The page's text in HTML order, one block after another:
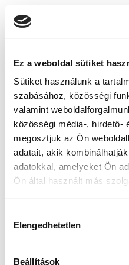
Ez a weboldal sütiket
Sütiket használunk a
szabásához, közösségi
valamint
közösségi média-, hirdető-
megosztjuk az Ön
adatait, akik
adatokkal, amelyeket Ön
Ön által használt más
kiválasztása
Elengedhetetlen
Beállítások